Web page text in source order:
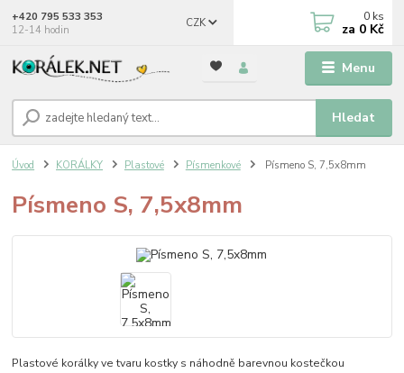
Menu
CZK
Hledat
+420 795 533 353
12-14 hodin
0 ks
za 0 Kč
Úvod KORÁLKY Plastové Písmenkové Písmeno S, 7,5x8mm
Písmeno S, 7,5x8mm
Plastové korálky ve tvaru kostky s náhodně barevnou kostečkou